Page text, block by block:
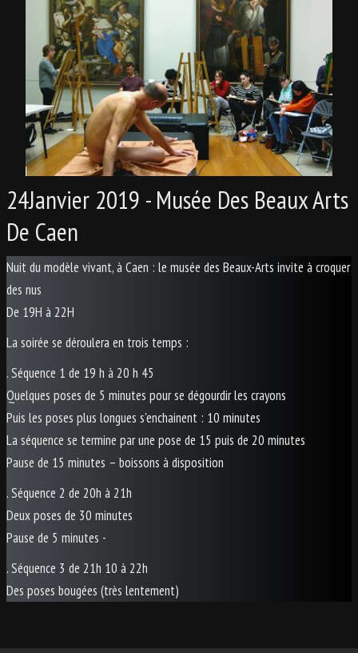
24Janvier 2019 - Musée Des Beaux Arts
De Caen
Nuit du modèle vivant, à Caen : le musée des Beaux-Arts invite à croquer
des nus
De 19H à 22H
La soirée se déroulera en trois temps :
. Séquence 1 de 19 h à 20 h 45
Quelques poses de 5 minutes pour se dégourdir les crayons
Puis les poses plus longues s'enchainent : 10 minutes
La séquence se termine par une pose de 15 puis de 20 minutes
Pause de 15 minutes – boissons à disposition
. Séquence 2 de 20h à 21h
Deux poses de 30 minutes
Pause de 5 minutes -
. Séquence 3 de 21h 10 à 22h
Des poses bougées (très lentement)